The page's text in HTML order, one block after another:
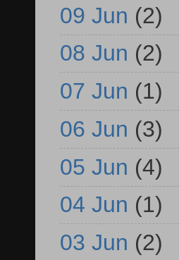
09 Jun (2)
08 Jun (2)
07 Jun (1)
06 Jun (3)
05 Jun (4)
04 Jun (1)
03 Jun (2)